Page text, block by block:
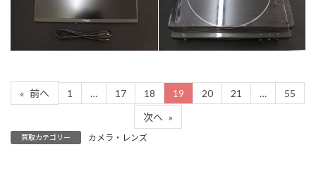
カテゴリー
パソコン・周辺機
器
カテゴリー
オーディオ
« 前へ 1 … 17 18 19 20 21 … 55
次へ »
買取カテゴリー カメラ・レンズ